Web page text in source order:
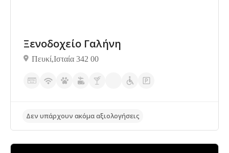
Δεν υπάρχουν ακόμα αξιολογήσεις
Ξενοδοχείο Γαλήνη
Πευκί,Ισταία 342 00